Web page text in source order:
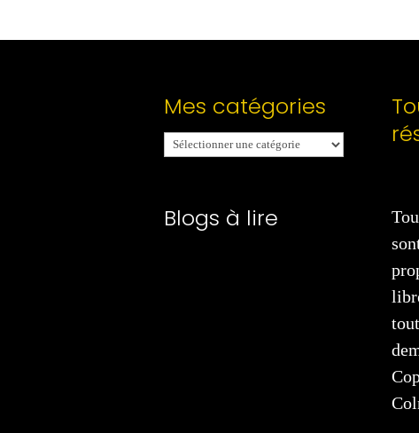
Mes catégories
Mes
catégories
Blogs à lire